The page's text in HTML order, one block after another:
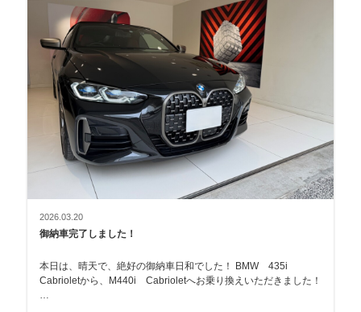
2026.03.20
御納車完了しました！
本日は、晴天で、絶好の御納車日和でした！ BMW 435i
Cabrioletから、M440i Cabrioletへお乗り換えいただきました！